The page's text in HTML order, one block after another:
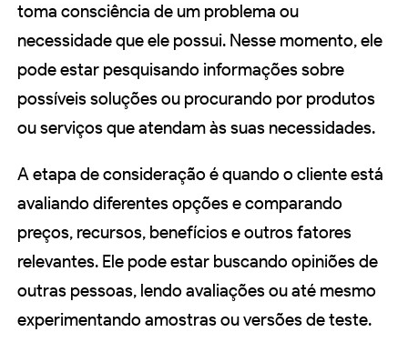
toma consciência de um problema ou
necessidade que ele possui. Nesse momento, ele
pode estar pesquisando informações sobre
possíveis soluções ou procurando por produtos
ou serviços que atendam às suas necessidades.
A etapa de consideração é quando o cliente está
avaliando diferentes opções e comparando
preços, recursos, benefícios e outros fatores
relevantes. Ele pode estar buscando opiniões de
outras pessoas, lendo avaliações ou até mesmo
experimentando amostras ou versões de teste.